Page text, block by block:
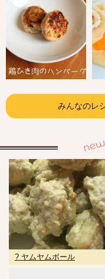
みんなのレ
? ヤムヤムボール